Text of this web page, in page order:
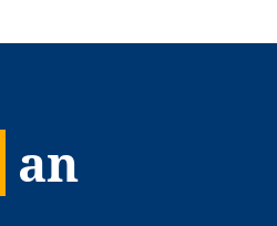
an